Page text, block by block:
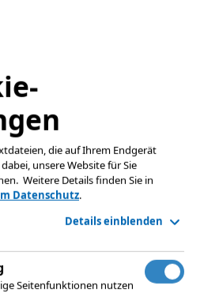
die auf Ihrem Endgerät
unsere Website für Sie
Weitere Details finden Sie in
Datenschutz.
Details einblenden
Seitenfunktionen nutzen